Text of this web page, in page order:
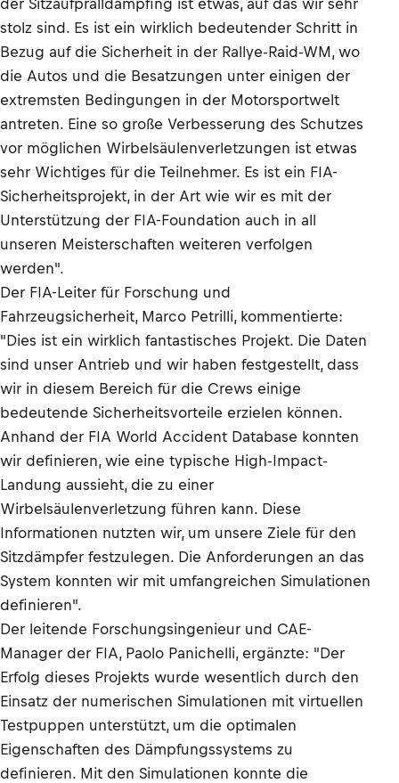
der Sitzaufpralldämpfing ist etwas, auf das wir sehr
stolz sind. Es ist ein wirklich bedeutender Schritt in
Bezug auf die Sicherheit in der Rallye-Raid-WM, wo
die Autos und die Besatzungen unter einigen der
extremsten Bedingungen in der Motorsportwelt
antreten. Eine so große Verbesserung des Schutzes
vor möglichen Wirbelsäulenverletzungen ist etwas
sehr Wichtiges für die Teilnehmer. Es ist ein FIA-
Sicherheitsprojekt, in der Art wie wir es mit der
Unterstützung der FIA-Foundation auch in all
unseren Meisterschaften weiteren verfolgen
werden".
Der FIA-Leiter für Forschung und
Fahrzeugsicherheit, Marco Petrilli, kommentierte:
"Dies ist ein wirklich fantastisches Projekt. Die Daten
sind unser Antrieb und wir haben festgestellt, dass
wir in diesem Bereich für die Crews einige
bedeutende Sicherheitsvorteile erzielen können.
Anhand der FIA World Accident Database konnten
wir definieren, wie eine typische High-Impact-
Landung aussieht, die zu einer
Wirbelsäulenverletzung führen kann. Diese
Informationen nutzten wir, um unsere Ziele für den
Sitzdämpfer festzulegen. Die Anforderungen an das
System konnten wir mit umfangreichen Simulationen
definieren".
Der leitende Forschungsingenieur und CAE-
Manager der FIA, Paolo Panichelli, ergänzte: "Der
Erfolg dieses Projekts wurde wesentlich durch den
Einsatz der numerischen Simulationen mit virtuellen
Testpuppen unterstützt, um die optimalen
Eigenschaften des Dämpfungssystems zu
definieren. Mit den Simulationen konnte die